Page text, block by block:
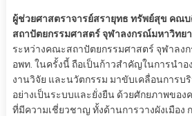
ผู้ช่วยศาสตราจารย์สรายุทธ ทรัพย์สุข คณ
สถาปัตยกรรมศาสตร์ จุฬาลงกรณ์มหาวิทย
ระหว่างคณะสถาปัตยกรรมศาสตร์ จุฬาลง
อพท. ในครั้งนี้ ถือเป็นก้าวสำคัญในการนำอ
งานวิจัย และนวัตกรรม มาขับเคลื่อนการบ
อย่างเป็นระบบและยั่งยืน ด้วยศักยภาพขอ
ที่มีความเชี่ยวชาญ ทั้งด้านการวางผังเมือง